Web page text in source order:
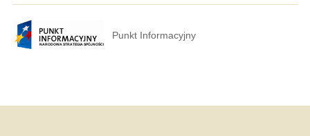
Punkt Informacyjny